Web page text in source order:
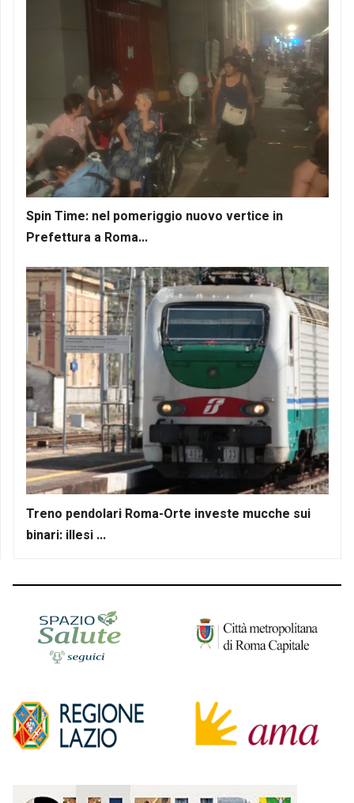
Spin Time: nel pomeriggio nuovo vertice in
Prefettura a Roma...
Treno pendolari Roma-Orte investe mucche sui
binari: illesi ...